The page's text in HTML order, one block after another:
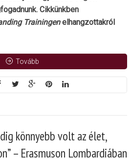
Cikkünkben
Trainingenelhangzottakról
Tovább
könnyebb volt az élet,
– Erasmuson Lombardiában